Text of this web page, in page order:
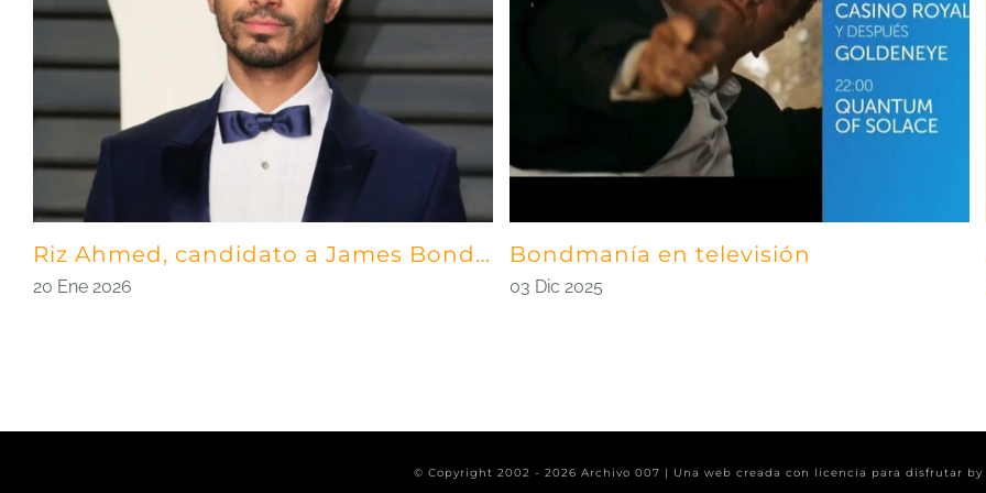
Riz Ahmed, candidato a James Bond…
20 Ene 2026
Bondmanía en televisión
03 Dic 2025
© Copyright 2002 - 2026 Archivo 007 | Una web creada con licencia para disfrutar by